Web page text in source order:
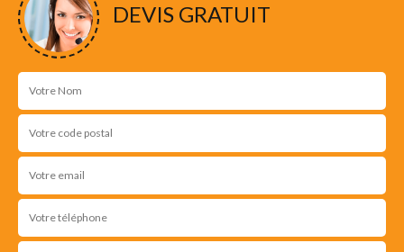
DEVIS GRATUIT